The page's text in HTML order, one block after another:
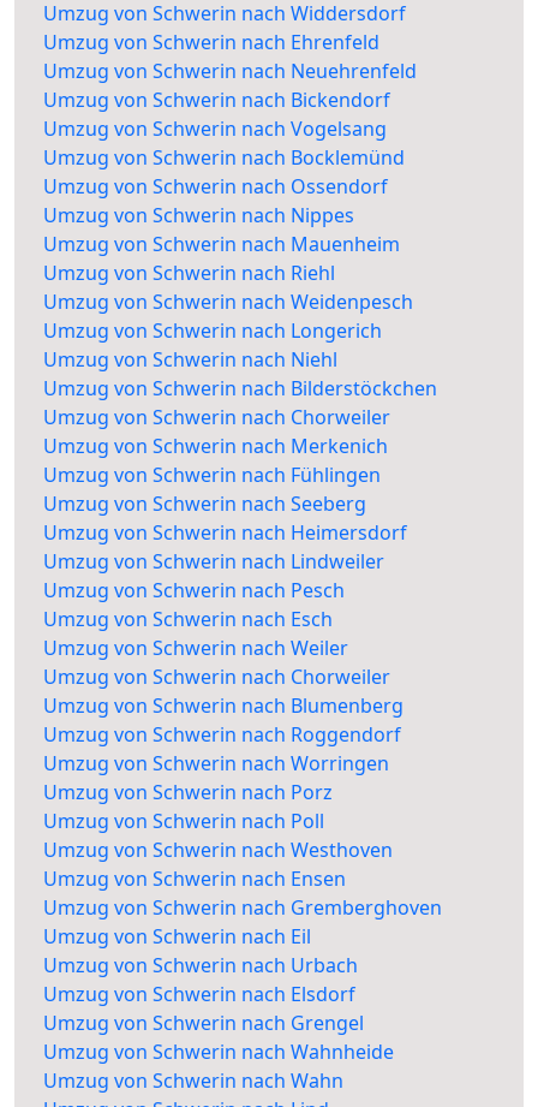
Umzug von Schwerin nach Widdersdorf
Umzug von Schwerin nach Ehrenfeld
Umzug von Schwerin nach Neuehrenfeld
Umzug von Schwerin nach Bickendorf
Umzug von Schwerin nach Vogelsang
Umzug von Schwerin nach Bocklemünd
Umzug von Schwerin nach Ossendorf
Umzug von Schwerin nach Nippes
Umzug von Schwerin nach Mauenheim
Umzug von Schwerin nach Riehl
Umzug von Schwerin nach Weidenpesch
Umzug von Schwerin nach Longerich
Umzug von Schwerin nach Niehl
Umzug von Schwerin nach Bilderstöckchen
Umzug von Schwerin nach Chorweiler
Umzug von Schwerin nach Merkenich
Umzug von Schwerin nach Fühlingen
Umzug von Schwerin nach Seeberg
Umzug von Schwerin nach Heimersdorf
Umzug von Schwerin nach Lindweiler
Umzug von Schwerin nach Pesch
Umzug von Schwerin nach Esch
Umzug von Schwerin nach Weiler
Umzug von Schwerin nach Chorweiler
Umzug von Schwerin nach Blumenberg
Umzug von Schwerin nach Roggendorf
Umzug von Schwerin nach Worringen
Umzug von Schwerin nach Porz
Umzug von Schwerin nach Poll
Umzug von Schwerin nach Westhoven
Umzug von Schwerin nach Ensen
Umzug von Schwerin nach Gremberghoven
Umzug von Schwerin nach Eil
Umzug von Schwerin nach Urbach
Umzug von Schwerin nach Elsdorf
Umzug von Schwerin nach Grengel
Umzug von Schwerin nach Wahnheide
Umzug von Schwerin nach Wahn